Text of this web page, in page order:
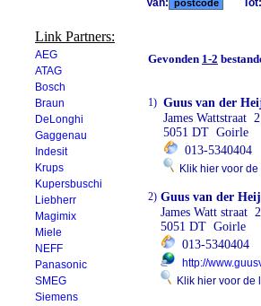
Link Partners:
AEG
ATAG
Bosch
Braun
DeLonghi
Gaggenau
Indesit
Krups
Kupersbuschi
Liebherr
Magimix
Miele
NEFF
Panasonic
SMEG
Siemens
Van: Tot:
Gevonden 1-2
1) Guus van der
James Wattstraat 2
5051 DT Goirle
013-5340404
Klik hier voor de
2) Guus van der
James Watt straat
5051 DT Goirle
013-5340404
http://
Klik hier voor de